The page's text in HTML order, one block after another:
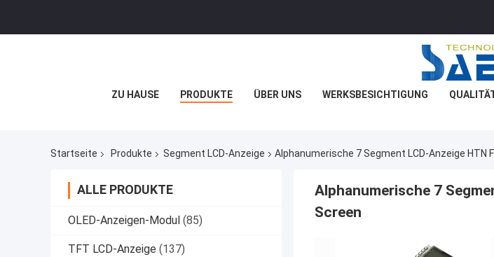
ZU HAUSE PRODUKTE ÜBER UNS WERKSBESICHTIGUNG
Startseite Produkte Segment LCD-Anzeige Alphanumerische 7 Segment LCD-Anzeige
ALLE PRODUKTE
OLED-Anzeigen-Modul (85)
TFT LCD-Anzeige (137)
Alphanumerische 7
Screen